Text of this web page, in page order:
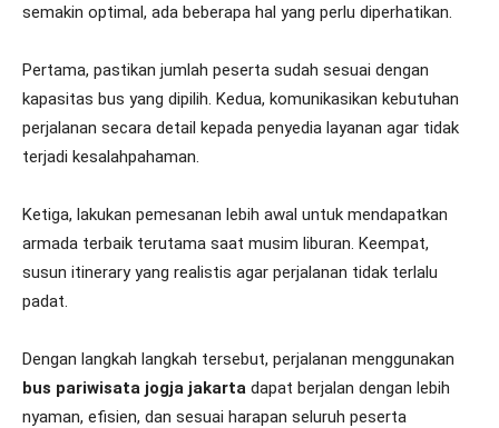
semakin optimal, ada beberapa hal yang perlu diperhatikan.
Pertama, pastikan jumlah peserta sudah sesuai dengan
kapasitas bus yang dipilih. Kedua, komunikasikan kebutuhan
perjalanan secara detail kepada penyedia layanan agar tidak
terjadi kesalahpahaman.
Ketiga, lakukan pemesanan lebih awal untuk mendapatkan
armada terbaik terutama saat musim liburan. Keempat,
susun itinerary yang realistis agar perjalanan tidak terlalu
padat.
Dengan langkah langkah tersebut, perjalanan menggunakan
bus pariwisata jogja jakarta dapat berjalan dengan lebih
nyaman, efisien, dan sesuai harapan seluruh peserta